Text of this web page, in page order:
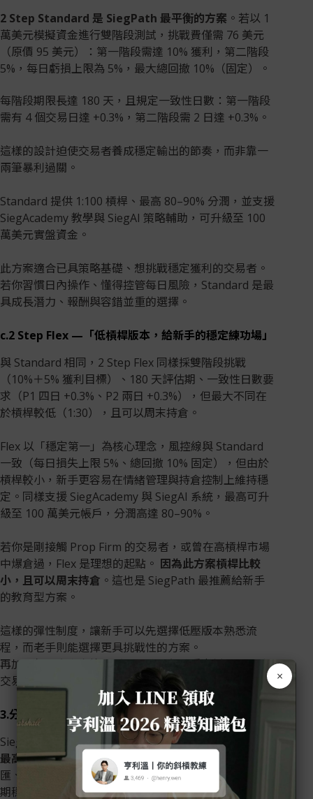
2 Step Standard 是 SiegPath 最平衡的方案 。若以 1
萬美元模擬資金進行雙階段測試，挑戰費僅需 76 美元
（原價 95 美元）：第一階段需達 10% 獲利，第二階段
5%，每日虧損上限為 5%，最大總回撤 10%（固定）。
每階段期限長達 180 天，且規定一致性日數：第一階段
需有 4 個交易日達 +0.3%，第二階段需 2 日達 +0.3%。
這樣的設計迫使交易者養成穩定輸出的節奏，而非靠一
兩筆暴利過關。
Standard 提供 1:100 槓桿、最高 80–90% 分潤，並支援
SiegAcademy 教學與 SiegAI 策略輔助，可升級至 100
萬美元實盤資金。
此方案適合已具策略基礎、想挑戰穩定獲利的交易者。
若你習慣日內操作、懂得控管每日風險，Standard 是最
具成長潛力、報酬與容錯並重的選擇。
c.2 Step Flex —「低槓桿版本，給新手的穩定練功場」
與 Standard 相同，2 Step Flex 同樣採雙階段挑戰
（10%＋5% 獲利目標）、180 天評估期、一致性日數要
求（P1 四日 +0.3%、P2 兩日 +0.3%），但最大不同在
於槓桿較低（1:30），且可以周末持倉。
Flex 以「穩定第一」為核心理念，風控線與 Standard
一致（每日損失上限 5%、總回撤 10% 固定），但由於
槓桿較小，新手更容易在情緒管理與持倉控制上維持穩
定。同樣支援 SiegAcademy 與 SiegAI 系統，最高可升
級至 100 萬美元帳戶，分潤高達 80–90%。
若你是剛接觸 Prop Firm 的交易者，或曾在高槓桿市場
中爆倉過，Flex 是理想的起點。 因為此方案槓桿比較
小，且可以周末持倉 。這也是 SiegPath 最推薦給新手
的教育型方案。
這樣的彈性制度，讓新手可以先選擇低壓版本熟悉流
程，而老手則能選擇更具挑戰性的方案。
再加上部分方案允許「延長天數」與「重考折扣」，讓
交易者能循序漸進，不必一次就完美。
3.分潤制度清楚、出金週期穩定
SiegPath 提供
80% 分潤比例（若加購資金擴展計畫，
最高可到 90%）
，並支援多種出金方式（包含銀行電
匯、加密貨幣、電子錢包）。 許多用戶分享它的提款週
期穩定、條件透明，這對 Prop Firm 行業來說是一項關
×